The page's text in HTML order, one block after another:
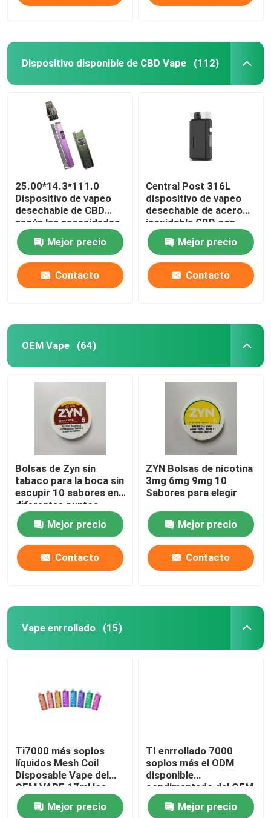
Dispositivo disponible de CBD Vape (112)
25.00*14.3*111.0
Dispositivo de vapeo
desechable de CBD
según las necesidades
del cliente
Mejor precio
Contacto
Central Post 316L
dispositivo de vapeo
desechable de acero
inoxidable CBD con
batería de 550mAh y
carga de tipo C
Mejor precio
Contacto
OEM Vape (64)
Bolsas de Zyn sin
tabaco para la boca sin
escupir 10 sabores en
diferentes puntos
fuertes
Mejor precio
Contacto
ZYN Bolsas de nicotina
3mg 6mg 9mg 10
Sabores para elegir
Mejor precio
Contacto
Vape enrrollado (15)
Ti7000 más soplos
líquidos Mesh Coil
Disposable Vape del
OEM VAPE 17ml los
7000
Mejor precio
TI enrrollado 7000
soplos más el ODM
disponible
condimentado del OEM
de la pluma 17ml de
Vape
Mejor precio